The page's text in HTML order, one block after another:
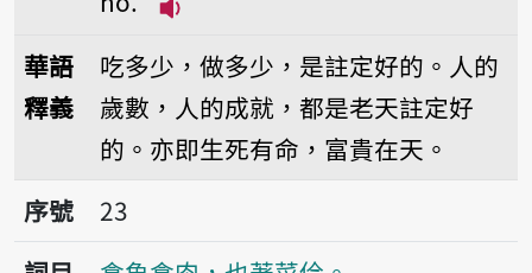
華語
釋義
吃多少，做多少，是註定好的。人的
歲數，人的成就，都是老天註定好
的。亦即生死有命，富貴在天。
序號23食魚食肉，也著菜佮。
序號
23